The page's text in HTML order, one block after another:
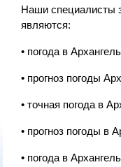
Наши специалисты
являются:
• погода в
• прогноз погоды
• точная погода в
• прогноз погоды в
• погода в